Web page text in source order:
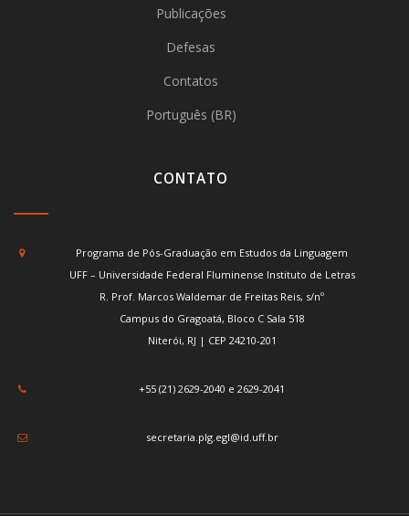
Publicações
Defesas
Contatos
Português (BR)
CONTATO
Programa de Pós-Graduação em Estudos da Linguagem
UFF – Universidade Federal Fluminense Instituto de Letras
R. Prof. Marcos Waldemar de Freitas Reis, s/nº
Campus do Gragoatá, Bloco C Sala 518
Niterói, RJ | CEP 24210-201
+55 (21) 2629-2040 e 2629-2041
secretaria.plg.egl@id.uff.br